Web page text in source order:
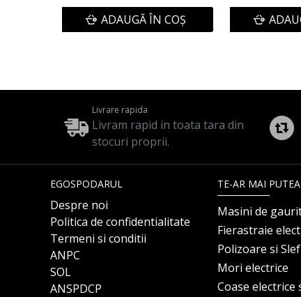
ADAUGĂ ÎN COŞ
Livrare rapida
Livram rapid in toata tara din
stocuri proprii.
EGOSPODARUL
Despre noi
Politica de confidentialitate
Termeni si conditii
ANPC
SOL
ANSPDCP
TE-AR MAI
Masini de
Fierastraie
Polizoare si
Mori electrice
Coase electrice